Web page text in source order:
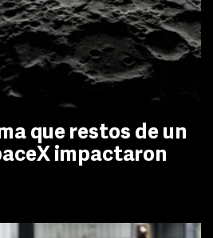
que restos de un
impactaron